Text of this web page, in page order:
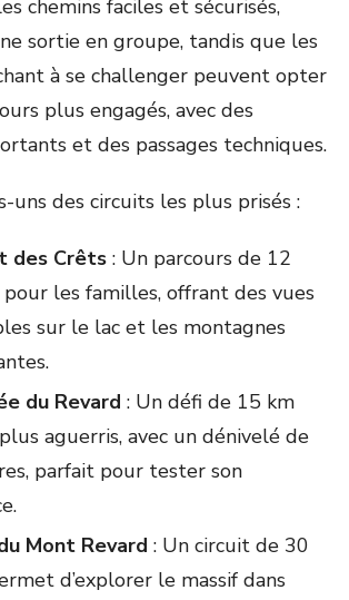
chemins faciles et sécurisés,
sortie en groupe, tandis que les
à se challenger peuvent opter
plus engagés, avec des
et des passages techniques.
uns des circuits les plus prisés :
des Crêts : Un parcours de 12
pour les familles, offrant des vues
sur le lac et les montagnes
du Revard : Un défi de 15 km
aguerris, avec un dénivelé de
parfait pour tester son
Mont Revard : Un circuit de 30
d’explorer le massif dans